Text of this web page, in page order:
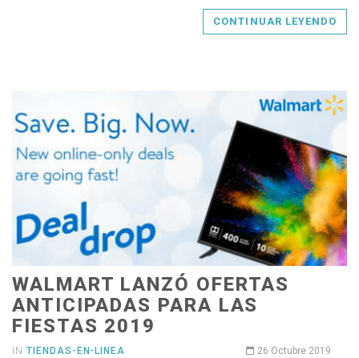
CONTINUAR LEYENDO
WALMART LANZÓ OFERTAS
ANTICIPADAS PARA LAS
FIESTAS 2019
IN TIENDAS-EN-LINEA 26 Octubre 2019